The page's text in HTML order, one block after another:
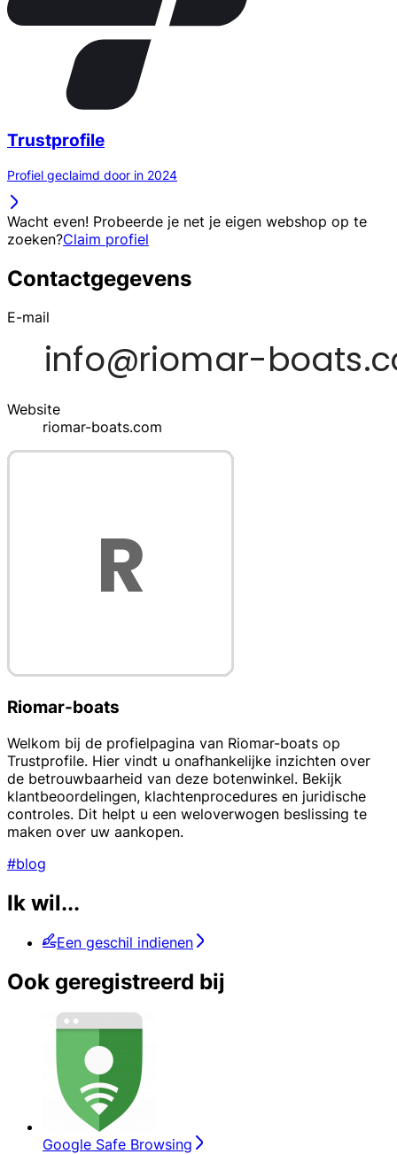
Trustprofile
Profiel geclaimd door in 2024
Wacht even! Probeerde je net je eigen webshop op te
zoeken?Claim profiel
Contactgegevens
E-mail
Website
riomar-boats.com
Riomar-boats
Welkom bij de profielpagina van Riomar-boats op
Trustprofile. Hier vindt u onafhankelijke inzichten over
de betrouwbaarheid van deze botenwinkel. Bekijk
klantbeoordelingen, klachtenprocedures en juridische
controles. Dit helpt u een weloverwogen beslissing te
maken over uw aankopen.
#blog
Ik wil...
Een geschil indienen
Ook geregistreerd bij
Google Safe Browsing